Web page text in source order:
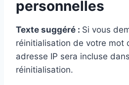
personnelles
Texte suggéré : Si vous
réinitialisation de votre mot
adresse IP sera incluse
réinitialisation.